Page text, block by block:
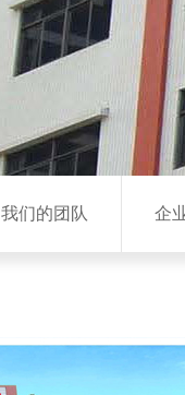
我们的团队 企